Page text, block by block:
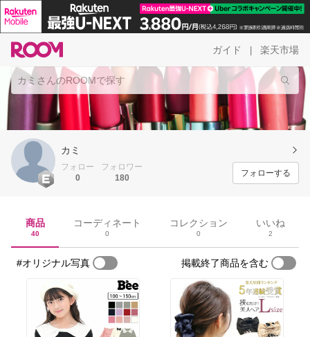
ガイド 楽天市場
カミ
フォロー
0
フォロワー
180
フォローする
商品
40
コーディネート
0
コレクション
0
いいね
2
#オリジナル写真 掲載終了商品を含む